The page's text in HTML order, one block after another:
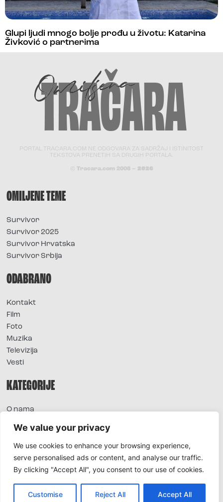
We value your privacy
We use cookies to enhance your browsing experience,
serve personalised ads or content, and analyse our traffic.
By clicking "Accept All", you consent to our use of cookies.
Customise Reject All Accept All
Glupi ljudi mnogo bolje prođu u životu: Katarina
Živković o partnerima
PORTAL TRACARA.COM NE ODGOVARA ZA SADRŽAJ I ISTINITOST
TEKSTOVA PRENETIH SA DRUGIH PORTALA.
© Tracara.com 2008 – 2026
OMILJENE TEME
Survivor
Survivor 2025
Survivor Hrvatska
Survivor Srbija
ODABRANO
Kontakt
Film
Foto
Muzika
Televizija
Vesti
KATEGORIJE
O nama
Extra
Foto
Moda
TV
Horoskop